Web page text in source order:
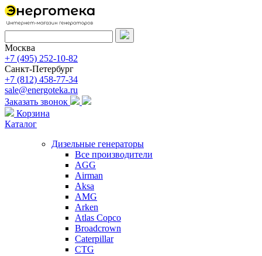
Москва
+7 (495) 252-10-82
Санкт-Петербург
+7 (812) 458-77-34
sale@energoteka.ru
Заказать звонок
Корзина
Каталог
Дизельные генераторы
Все производители
AGG
Airman
Aksa
AMG
Arken
Atlas Copco
Broadcrown
Caterpillar
CTG